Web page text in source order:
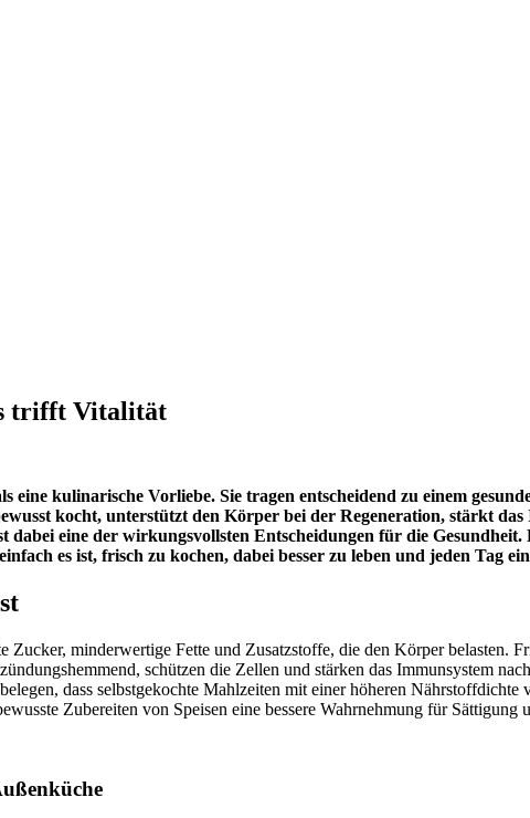
trifft Vitalität
eine kulinarische Vorliebe. Sie tragen entscheidend zu einem
kocht, unterstützt den Körper bei der Regeneration, stärkt
dabei eine der wirkungsvollsten Entscheidungen für die
es ist, frisch zu kochen, dabei besser zu leben und jeden Tag
Zucker, minderwertige Fette und Zusatzstoffe, die den Körper belasten.
schützen die Zellen und stärken das Immunsystem
dass selbstgekochte Mahlzeiten mit einer höheren
Zubereiten von Speisen eine bessere Wahrnehmung für